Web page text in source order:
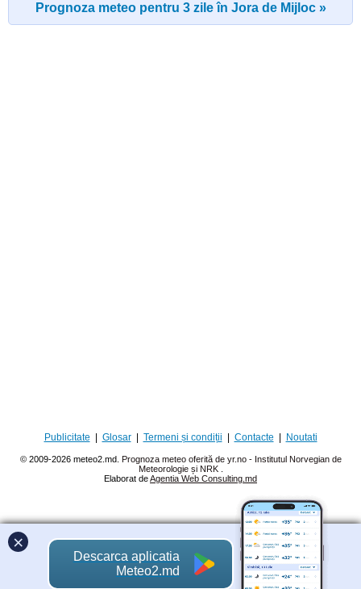
Prognoza meteo pentru 3 zile în Jora de Mijloc »
Publicitate Glosar| Termeni și condiții Contacte Noutati
© 2009-2026 meteo2.md. Prognoza meteo oferită de yr.no - Institutul Norvegian de
Meteorologie și NRK
Elaborat deAgentia Web Consulting.md
×
Descarca aplicatia
Meteo2.md